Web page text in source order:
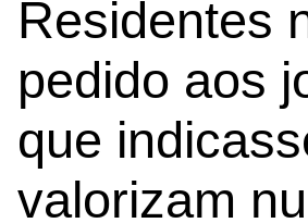
Residentes
pedido aos
que
valorizam